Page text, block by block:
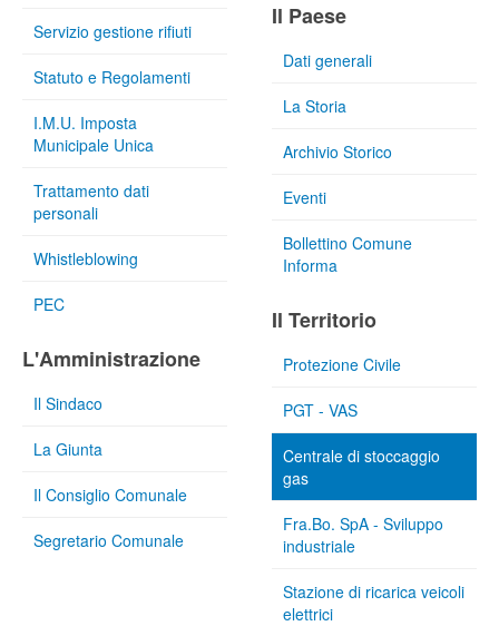
Servizio gestione rifiuti
Statuto e Regolamenti
I.M.U. Imposta
Municipale Unica
Trattamento dati
personali
Whistleblowing
PEC
L'Amministrazione
Il Sindaco
La Giunta
Il Consiglio Comunale
Segretario Comunale
Il Paese
Dati generali
La Storia
Archivio Storico
Eventi
Bollettino Comune
Informa
Il Territorio
Protezione Civile
PGT - VAS
Centrale di stoccaggio
gas
Fra.Bo. SpA - Sviluppo
industriale
Stazione di ricarica veicoli
elettrici